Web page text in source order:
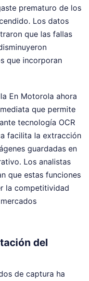
prematuro de los
Los datos
que las fallas
que incorporan
En Motorola ahora
que permite
tecnología OCR
facilita la extracción
guardadas en
Los analistas
que estas funciones
la competitividad
del
de captura ha